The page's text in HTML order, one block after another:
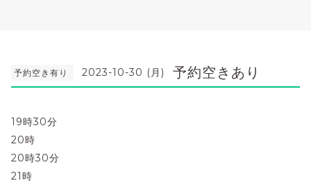
予約空き有り 2023-10-30 (月) 予約空きあり
19時30分
20時
20時30分
21時